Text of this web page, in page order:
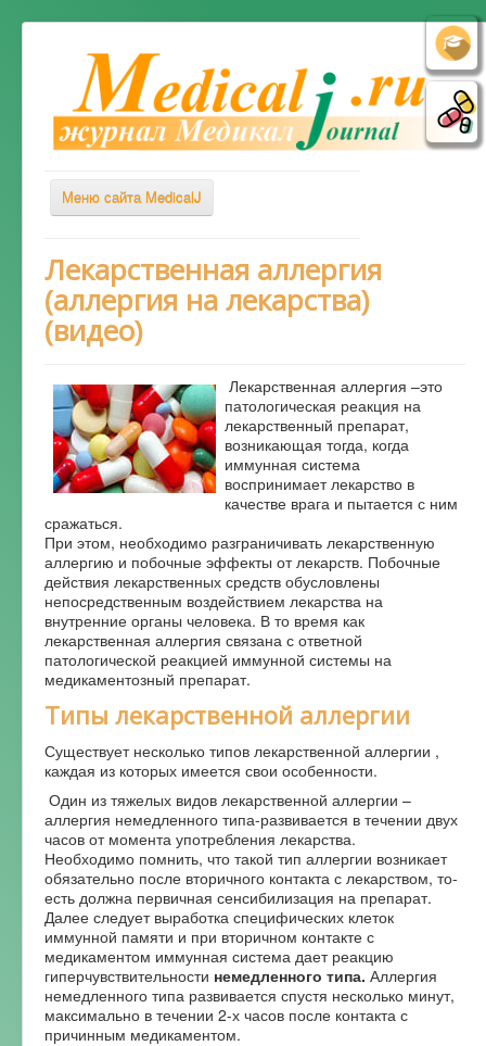
Меню сайта MedicalJ
Весь Медикал
Симптомы
Заболевания
Лечение
Советы врача
Альтернативная медицина
Лекарственная аллергия
(аллергия на лекарства)
(видео)
Лекарственная аллергия –это
патологическая реакция на
лекарственный препарат,
возникающая тогда, когда
иммунная система
воспринимает лекарство в
качестве врага и пытается с ним
сражаться.
При этом, необходимо разграничивать лекарственную
аллергию и побочные эффекты от лекарств. Побочные
действия лекарственных средств обусловлены
непосредственным воздействием лекарства на
внутренние органы человека. В то время как
лекарственная аллергия связана с ответной
патологической реакцией иммунной системы на
медикаментозный препарат.
Типы лекарственной аллергии
Существует несколько типов лекарственной аллергии ,
каждая из которых имеется свои особенности.
Один из тяжелых видов лекарственной аллергии –
аллергия немедленного типа-развивается в течении двух
часов от момента употребления лекарства.
Необходимо помнить, что такой тип аллергии возникает
обязательно после вторичного контакта с лекарством, то-
есть должна первичная сенсибилизация на препарат.
Далее следует выработка специфических клеток
иммунной памяти и при вторичном контакте с
медикаментом иммунная система дает реакцию
гиперчувствительности немедленного типа. Аллергия
немедленного типа развивается спустя несколько минут,
максимально в течении 2-х часов после контакта с
причинным медикаментом.